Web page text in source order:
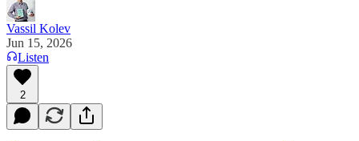
Vassil Kolev
Jun 15, 2026
Listen
2